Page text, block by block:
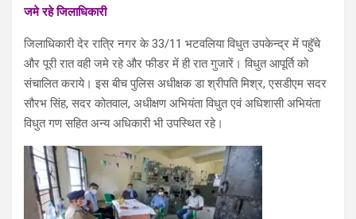
जमे रहे जिलाधिकारी
जिलाधिकारी देर रात्रि नगर के 33/11 भटवलिया विधुत उपकेन्द्र में पहुॅचे
और पूरी रात वही जमे रहे और फीडर में ही रात गुजारें। विधुत आपूर्ति को
संचालित कराये। इस बीच पुलिस अधीक्षक डा श्रीपति मिश्र, एसडीएम सदर
सौरभ सिंह, सदर कोतवाल, अधीक्षण अभियंता विधुत एवं अधिशासी अभियंता
विधुत गण सहित अन्य अधिकारी भी उपस्थित रहे।